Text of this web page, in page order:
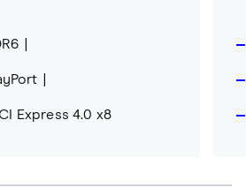
Express 4.0 x8